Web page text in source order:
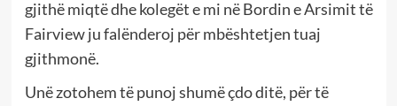
gjithë miqtë dhe kolegët e mi në Bordin e Arsimit të
Fairview ju falënderoj për mbështetjen tuaj
gjithmonë.
Unë zotohem të punoj shumë çdo ditë, për të